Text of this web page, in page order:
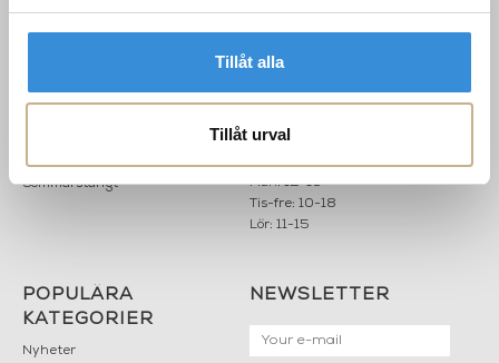
Tillåt alla
Tillåt urval
INFORMATION
Om oss
Sommarstängt
KONTAKT
LILLA BROGATAN 9
info@mariellastore.se
Mån: 12-18
Tis-fre: 10-18
Lör: 11-15
POPULÄRA
KATEGORIER
Nyheter
NEWSLETTER